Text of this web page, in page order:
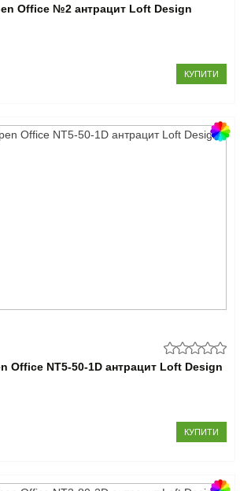
Office №2 антрацит Loft Design
КУПИТИ
Office NT5-50-1D антрацит Loft Design
КУПИТИ